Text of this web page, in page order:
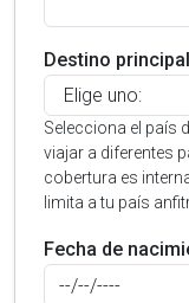
Destino principal
Selecciona el país
viajar a diferentes
cobertura es
limita a tu país
Fecha de